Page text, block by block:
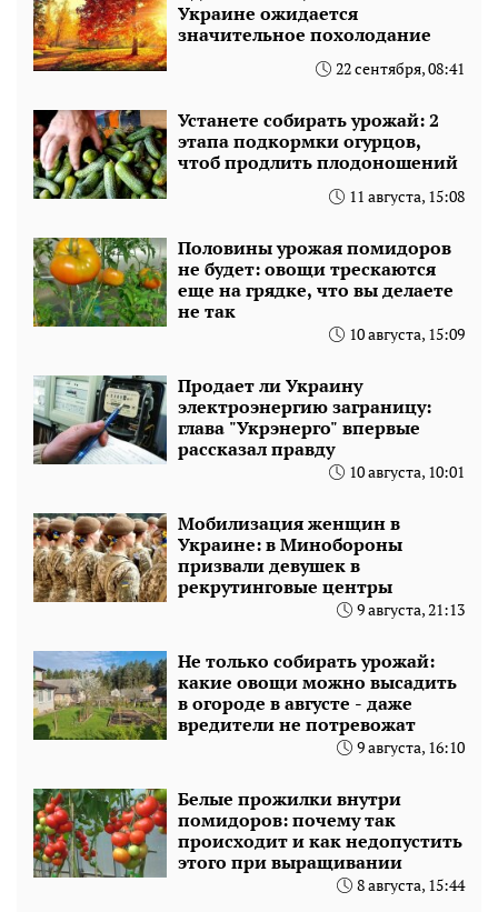
Украине ожидается
значительное похолодание
22 сентября, 08:41
Устанете собирать урожай: 2
этапа подкормки огурцов,
чтоб продлить плодоношений
11 августа, 15:08
Половины урожая помидоров
не будет: овощи трескаются
еще на грядке, что вы делаете
не так
10 августа, 15:09
Продает ли Украину
электроэнергию заграницу:
глава "Укрэнерго" впервые
рассказал правду
10 августа, 10:01
Мобилизация женщин в
Украине: в Минобороны
призвали девушек в
рекрутинговые центры
9 августа, 21:13
Не только собирать урожай:
какие овощи можно высадить
в огороде в августе - даже
вредители не потревожат
9 августа, 16:10
Белые прожилки внутри
помидоров: почему так
происходит и как недопустить
этого при выращивании
8 августа, 15:44